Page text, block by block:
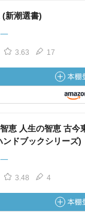
(新潮選書)
3.63 17
恵 人生の智恵 古今
ンドブックシリーズ)
3.48 4